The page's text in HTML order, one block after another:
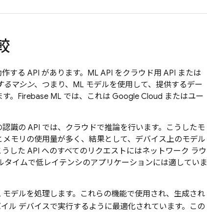
する API があります。ML API をクラウド用 API または
るマシン、つまり、ML モデルを使用して、提供するデー
。 Firebase ML では、これは Google Cloud またはユー
識の API では、クラウドで推論を行います。こうしたモ
モリの使用量が多く、結果として、デバイス上のモデル
した API へのすべてのリクエストにはネットワーク ラウ
イムで低レイテンシのアプリケーションには適していま
デルを処理します。これらの機能で使用され、生成され
ル デバイスで実行するように最適化されています。この